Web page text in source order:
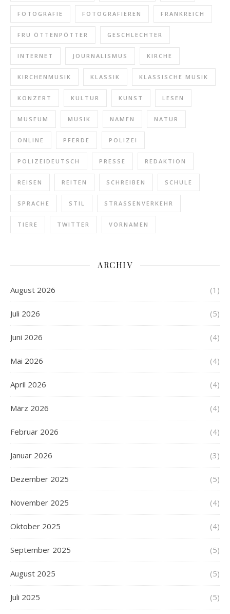
FOTOGRAFIE FOTOGRAFIEREN FRANKREICH
FRU ÖTTENPÖTTER GESCHLECHTER
INTERNET JOURNALISMUS KIRCHE
KIRCHENMUSIK KLASSIK KLASSISCHE MUSIK
KONZERT KULTUR KUNST LESEN
MUSEUM MUSIK NAMEN NATUR
ONLINE PFERDE POLIZEI
POLIZEIDEUTSCH PRESSE REDAKTION
REISEN REITEN SCHREIBEN SCHULE
SPRACHE STIL STRASSENVERKEHR
TIERE TWITTER VORNAMEN
ARCHIV
August 2026 (1)
Juli 2026 (5)
Juni 2026 (4)
Mai 2026 (4)
April 2026 (4)
März 2026 (4)
Februar 2026 (4)
Januar 2026 (3)
Dezember 2025 (5)
November 2025 (4)
Oktober 2025 (4)
September 2025 (5)
August 2025 (5)
Juli 2025 (5)